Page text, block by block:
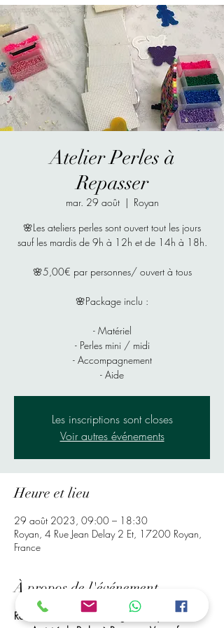
Atelier Perles à
Repasser
mar. 29 août
  |
Royan
🌸Les ateliers perles sont ouvert tout les jours
sauf les mardis de 9h à 12h et de 14h à 18h.
🌸5,00€ par personnes/ ouvert à tous
🌸Package inclu :
- Matériel
- Perles mini / midi
- Accompagnement
- Aide
Les inscriptions sont closes
Voir autres événements
Heure et lieu
29 août 2023, 09:00 – 18:30
Royan, 4 Rue Jean Delay 2 Et, 17200 Royan,
France
À propos de l'événement
Rendez-Vous à Mr bricolage de Royan, Pour